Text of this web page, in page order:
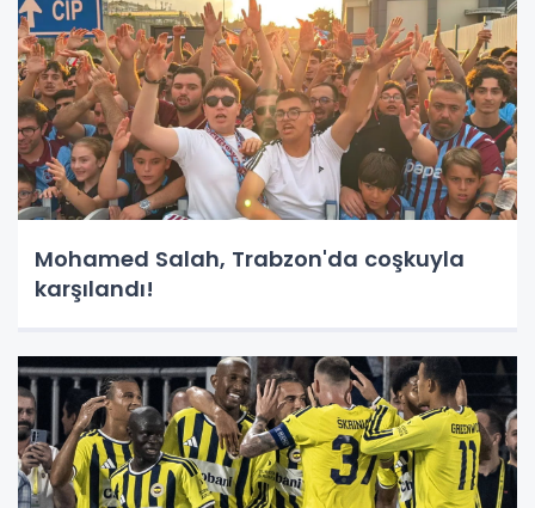
Mohamed Salah, Trabzon'da coşkuyla
karşılandı!